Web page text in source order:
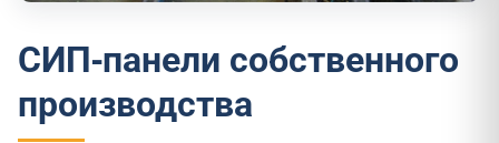
СИП-панели собственного
производства